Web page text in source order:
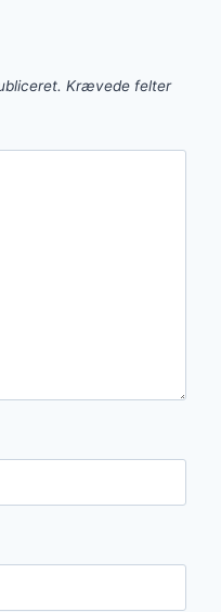
Krævede felter